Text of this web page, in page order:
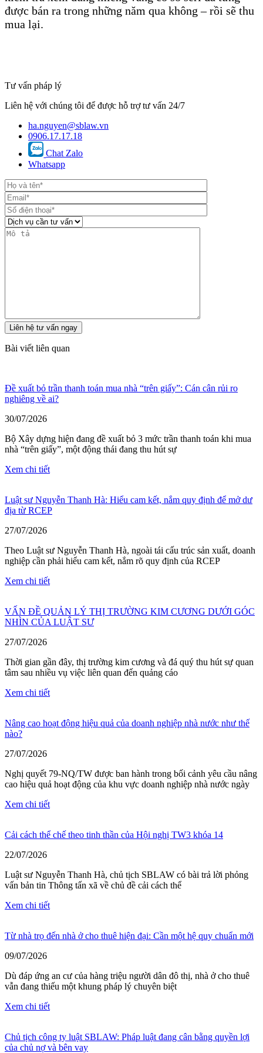
được bán ra trong những năm qua không – rồi sẽ thu
mua lại.
Tư vấn pháp lý
Liên hệ với chúng tôi để được hỗ trợ tư vấn 24/7
ha.nguyen@sblaw.vn
0906.17.17.18
Chat Zalo
Whatsapp
Bài viết liên quan
Đề xuất bỏ trần thanh toán mua nhà “trên giấy”: Cán cân rủi ro
nghiêng về ai?
30/07/2026
Bộ Xây dựng hiện đang đề xuất bỏ 3 mức trần thanh toán khi mua
nhà “trên giấy”, một động thái đang thu hút sự
Xem chi tiết
Luật sư Nguyễn Thanh Hà: Hiểu cam kết, nắm quy định để mở dư
địa từ RCEP
27/07/2026
Theo Luật sư Nguyễn Thanh Hà, ngoài tái cấu trúc sản xuất, doanh
nghiệp cần phải hiểu cam kết, nắm rõ quy định của RCEP
Xem chi tiết
VẤN ĐỀ QUẢN LÝ THỊ TRƯỜNG KIM CƯƠNG DƯỚI GÓC
NHÌN CỦA LUẬT SƯ
27/07/2026
Thời gian gần đây, thị trường kim cương và đá quý thu hút sự quan
tâm sau nhiều vụ việc liên quan đến quảng cáo
Xem chi tiết
Nâng cao hoạt động hiệu quả của doanh nghiệp nhà nước như thế
nào?
27/07/2026
Nghị quyết 79-NQ/TW được ban hành trong bối cảnh yêu cầu nâng
cao hiệu quả hoạt động của khu vực doanh nghiệp nhà nước ngày
Xem chi tiết
Cải cách thể chế theo tinh thần của Hội nghị TW3 khóa 14
22/07/2026
Luật sư Nguyễn Thanh Hà, chủ tịch SBLAW có bài trả lời phỏng
vấn bản tin Thông tấn xã về chủ đề cải cách thể
Xem chi tiết
Từ nhà trọ đến nhà ở cho thuê hiện đại: Cần một hệ quy chuẩn mới
09/07/2026
Dù đáp ứng an cư của hàng triệu người dân đô thị, nhà ở cho thuê
vẫn đang thiếu một khung pháp lý chuyên biệt
Xem chi tiết
Chủ tịch công ty luật SBLAW: Pháp luật đang cân bằng quyền lợi
của chủ nợ và bên vay